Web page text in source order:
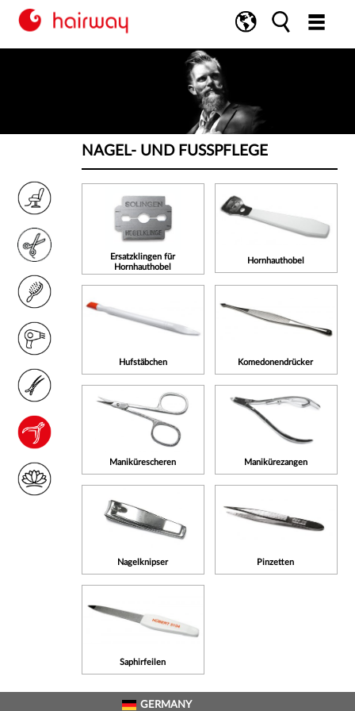
NAGEL- UND FUSSPFLEGE
Ersatzklingen für
Hornhauthobel
Hornhauthobel
Hufstäbchen Komedonendrücker
Manikürescheren Manikürezangen
Nagelknipser Pinzetten
Saphirfeilen
GERMANY